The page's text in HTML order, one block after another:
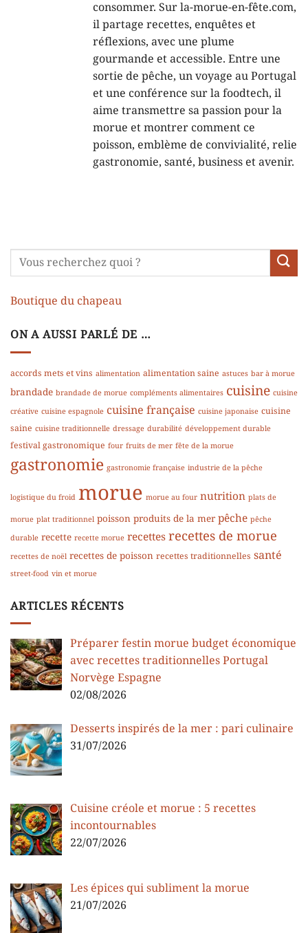
consommer. Sur la-morue-en-fête.com,
il partage recettes, enquêtes et
réflexions, avec une plume
gourmande et accessible. Entre une
sortie de pêche, un voyage au Portugal
et une conférence sur la foodtech, il
aime transmettre sa passion pour la
morue et montrer comment ce
poisson, emblème de convivialité, relie
gastronomie, santé, business et avenir.
Boutique du chapeau
ON A AUSSI PARLÉ DE …
accords mets et vins alimentation alimentation saine astuces bar à morue
brandade brandade de morue compléments alimentaires cuisine cuisine
créative cuisine espagnole cuisine française cuisine japonaise cuisine
saine cuisine traditionnelle dressage durabilité développement durable
festival gastronomique four fruits de mer fête de la morue
gastronomie gastronomie française industrie de la pêche
logistique du froid morue morue au four nutrition plats de
morue plat traditionnel poisson produits de la mer pêche pêche
durable recette recette morue recettes recettes de morue
recettes de noël recettes de poisson recettes traditionnelles santé
street-food vin et morue
ARTICLES RÉCENTS
Préparer festin morue budget économique
avec recettes traditionnelles Portugal
Norvège Espagne
02/08/2026
Desserts inspirés de la mer : pari culinaire
31/07/2026
Cuisine créole et morue : 5 recettes
incontournables
22/07/2026
Les épices qui subliment la morue
21/07/2026